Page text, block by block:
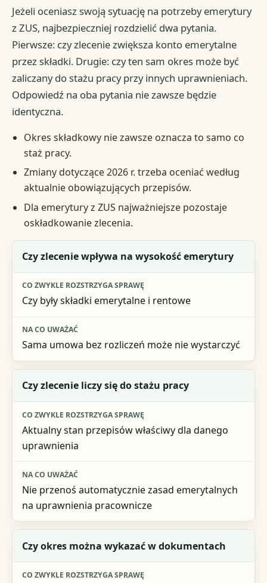
Jeżeli oceniasz swoją sytuację na potrzeby emerytury
z ZUS, najbezpieczniej rozdzielić dwa pytania.
Pierwsze: czy zlecenie zwiększa konto emerytalne
przez składki. Drugie: czy ten sam okres może być
zaliczany do stażu pracy przy innych uprawnieniach.
Odpowiedź na oba pytania nie zawsze będzie
identyczna.
Okres składkowy nie zawsze oznacza to samo co
staż pracy.
Zmiany dotyczące 2026 r. trzeba oceniać według
aktualnie obowiązujących przepisów.
Dla emerytury z ZUS najważniejsze pozostaje
oskładkowanie zlecenia.
Pytanie
Co zwykle rozstrzyga sprawę
Na co uważać
Czy zlecenie wpływa na wysokość emerytury
Czy były składki emerytalne i rentowe
Sama umowa bez rozliczeń może nie wystarczyć
Czy zlecenie liczy się do stażu pracy
Aktualny stan przepisów właściwy dla danego
uprawnienia
Nie przenoś automatycznie zasad emerytalnych
na uprawnienia pracownicze
Czy okres można wykazać w dokumentach